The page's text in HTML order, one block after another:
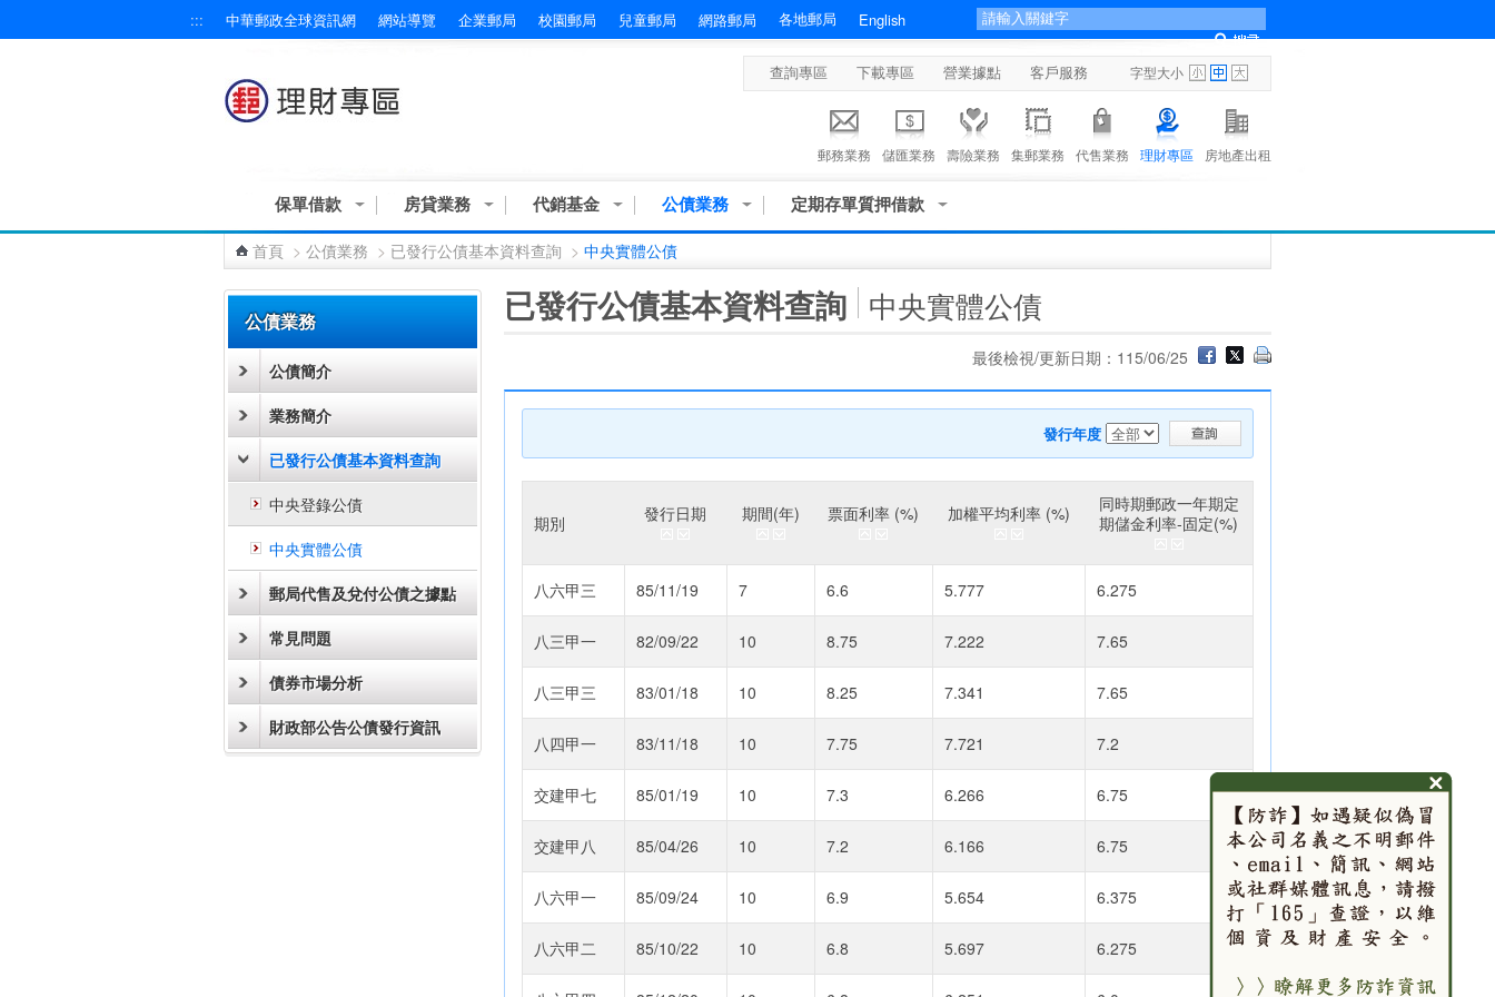
::: 中華郵政全球資訊網 網站導覽 企業郵局 校園郵局 兒童郵局 網路郵局 各地郵局 English
查詢專區 下載專區 營業據點 客戶服務 字型大小
郵務業務 儲匯業務 壽險業務 集郵業務 代售業務 理財專區 房地產出租
保單借款 房貸業務 代銷基金 公債業務 定期存單質押借款
首頁 > 公債業務 > 已發行公債基本資料查詢 > 中央實體公債
公債業務
公債簡介
業務簡介
已發行公債基本資料查詢
中央登錄公債
中央實體公債
郵局代售及兌付公債之據點
常見問題
債券市場分析
財政部公告公債發行資訊
已發行公債基本資料查詢 中央實體公債
最後檢視/更新日期：115/06/25
發行年度
期別 發行日期 期間(年) 票面利率 (%) 加權平均利率 (%)
同時期郵政一年期定
期儲金利率-固定(%)
八六甲三 85/11/19 7 6.6 5.777 6.275
八三甲一 82/09/22 10 8.75 7.222 7.65
八三甲三 83/01/18 10 8.25 7.341 7.65
八四甲一 83/11/18 10 7.75 7.721 7.2
交建甲七 85/01/19 10 7.3 6.266 6.75
交建甲八 85/04/26 10 7.2 6.166 6.75
八六甲一 85/09/24 10 6.9 5.654 6.375
八六甲二 85/10/22 10 6.8 5.697 6.275